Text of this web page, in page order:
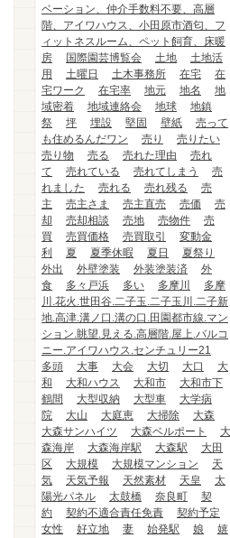
ベーション、仲介手数料不要、高層
階、アイワハウス、小田原市酒匂、フ
ィットネスルーム、ペット飼育、床暖
房
国際園芸博覧会 土地
土地活
用
土曜日 土木事務所 在宅
在
宅ワーク
在宅率 地元 地名
地
域密着
地域連絡会 地球
地鎮
祭
坪 埋設 堅固 壁紙
売って
も住めるんだワン
売り
売りたい
売り物
売る 売れた理由
売れ
て
売れている 売れてしまう
売
れました
売れる 売れ残る
売
主
売主さま 売主直売 売価
売
却
売却相談 売地 売物件
売
買
売買価格 売買取引
変動金
利
夏 夏季休暇 夏日
夏祭り
外出
外壁塗装 外装塗装済
外
食
多々戸浜 多い 多摩川
多摩
川.花火.世田谷.二子玉.二子玉川.二子新
地.高津.溝ノ口.溝の口.田園都市線.マン
ション.眺望.見える.高層階.屋上.バルコ
ニー.アイワハウス.センチュリー21
多頭
大事 大会 大切 大口
大
和
大和ハウス 大和市
大和市下
鶴間
大型収納 大型車
大学病
院
大山 大庭恵 大掃除
大森
大森サンハイツ
大森ベルポート
大
森海岸
大森海岸駅 大森駅
大田
区
大規模 大規模マンション
天
気
天気予報 天然素材 天皇
太
陽光パネル
太鼓橋 奈良町
契
約
契約不適合責任免責
契約予定
女性
好立地 妻 始発駅 娘
嬉